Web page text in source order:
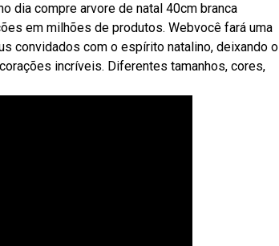
dia compre arvore de natal 40cm branca
em milhões de produtos. Webvocê fará uma
convidados com o espírito natalino, deixando o
incríveis. Diferentes tamanhos, cores,